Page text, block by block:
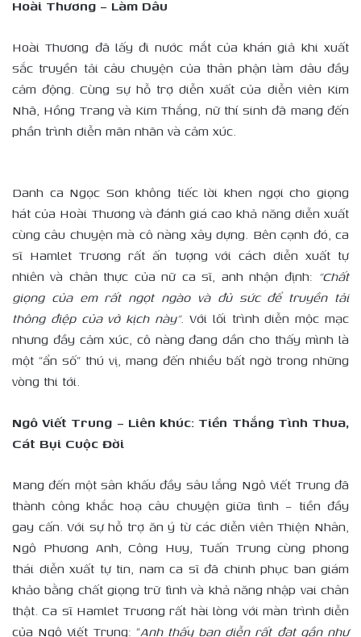
Hoài Thương – Làm Dâu
Hoài Thương đã lấy đi nước mắt của khán giả khi xuất
sắc truyền tải câu chuyện của thân phận làm dâu đầy
cảm động. Cùng sự hỗ trợ diễn xuất của diễn viên Kim
Nhã, Hồng Trang và Kim Thắng, nữ thí sinh đã mang đến
phần trình diễn mãn nhãn và cảm xúc.
Danh ca Ngọc Sơn không tiếc lời khen ngợi cho giọng
hát của Hoài Thương và đánh giá cao khả năng diễn xuất
cùng câu chuyện mà cô nàng xây dựng. Bên cạnh đó, ca
sĩ Hamlet Trương rất ấn tượng với cách diễn xuất tự
nhiên và chân thực của nữ ca sĩ, anh nhận định: “Chất
giọng của em rất ngọt ngào và đủ sức để truyền tải
thông điệp của vở kịch này”. Với lối trình diễn mộc mạc
nhưng đầy cảm xúc, cô nàng đang dần cho thấy mình là
một “ẩn số” thú vị, mang đến nhiều bất ngờ trong những
vòng thi tới.
Ngô Viết Trung – Liên khúc: Tiền Thắng Tình Thua,
Cát Bụi Cuộc Đời
Mang đến một sân khấu đầy sâu lắng Ngô Viết Trung đã
thành công khắc hoạ câu chuyện giữa tình – tiền đầy
gay cấn. Với sự hỗ trợ ăn ý từ các diễn viên Thiện Nhân,
Ngô Phương Anh, Công Huy, Tuấn Trung cùng phong
thái diễn xuất tự tin, nam ca sĩ đã chinh phục ban giám
khảo bằng chất giọng trữ tình và khả năng nhập vai chân
thật. Ca sĩ Hamlet Trương rất hài lòng với màn trình diễn
của Ngô Viết Trung: “Anh thấy bạn diễn rất đạt gần như